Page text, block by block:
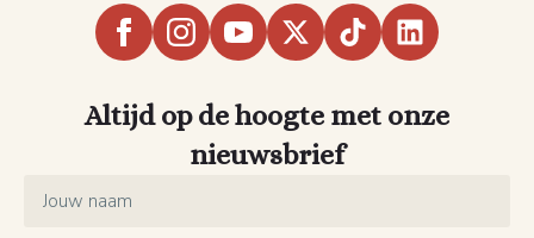
Altijd op de hoogte met onze
nieuwsbrief